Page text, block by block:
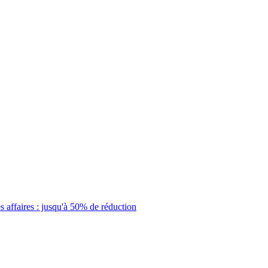
affaires : jusqu'à 50% de réduction